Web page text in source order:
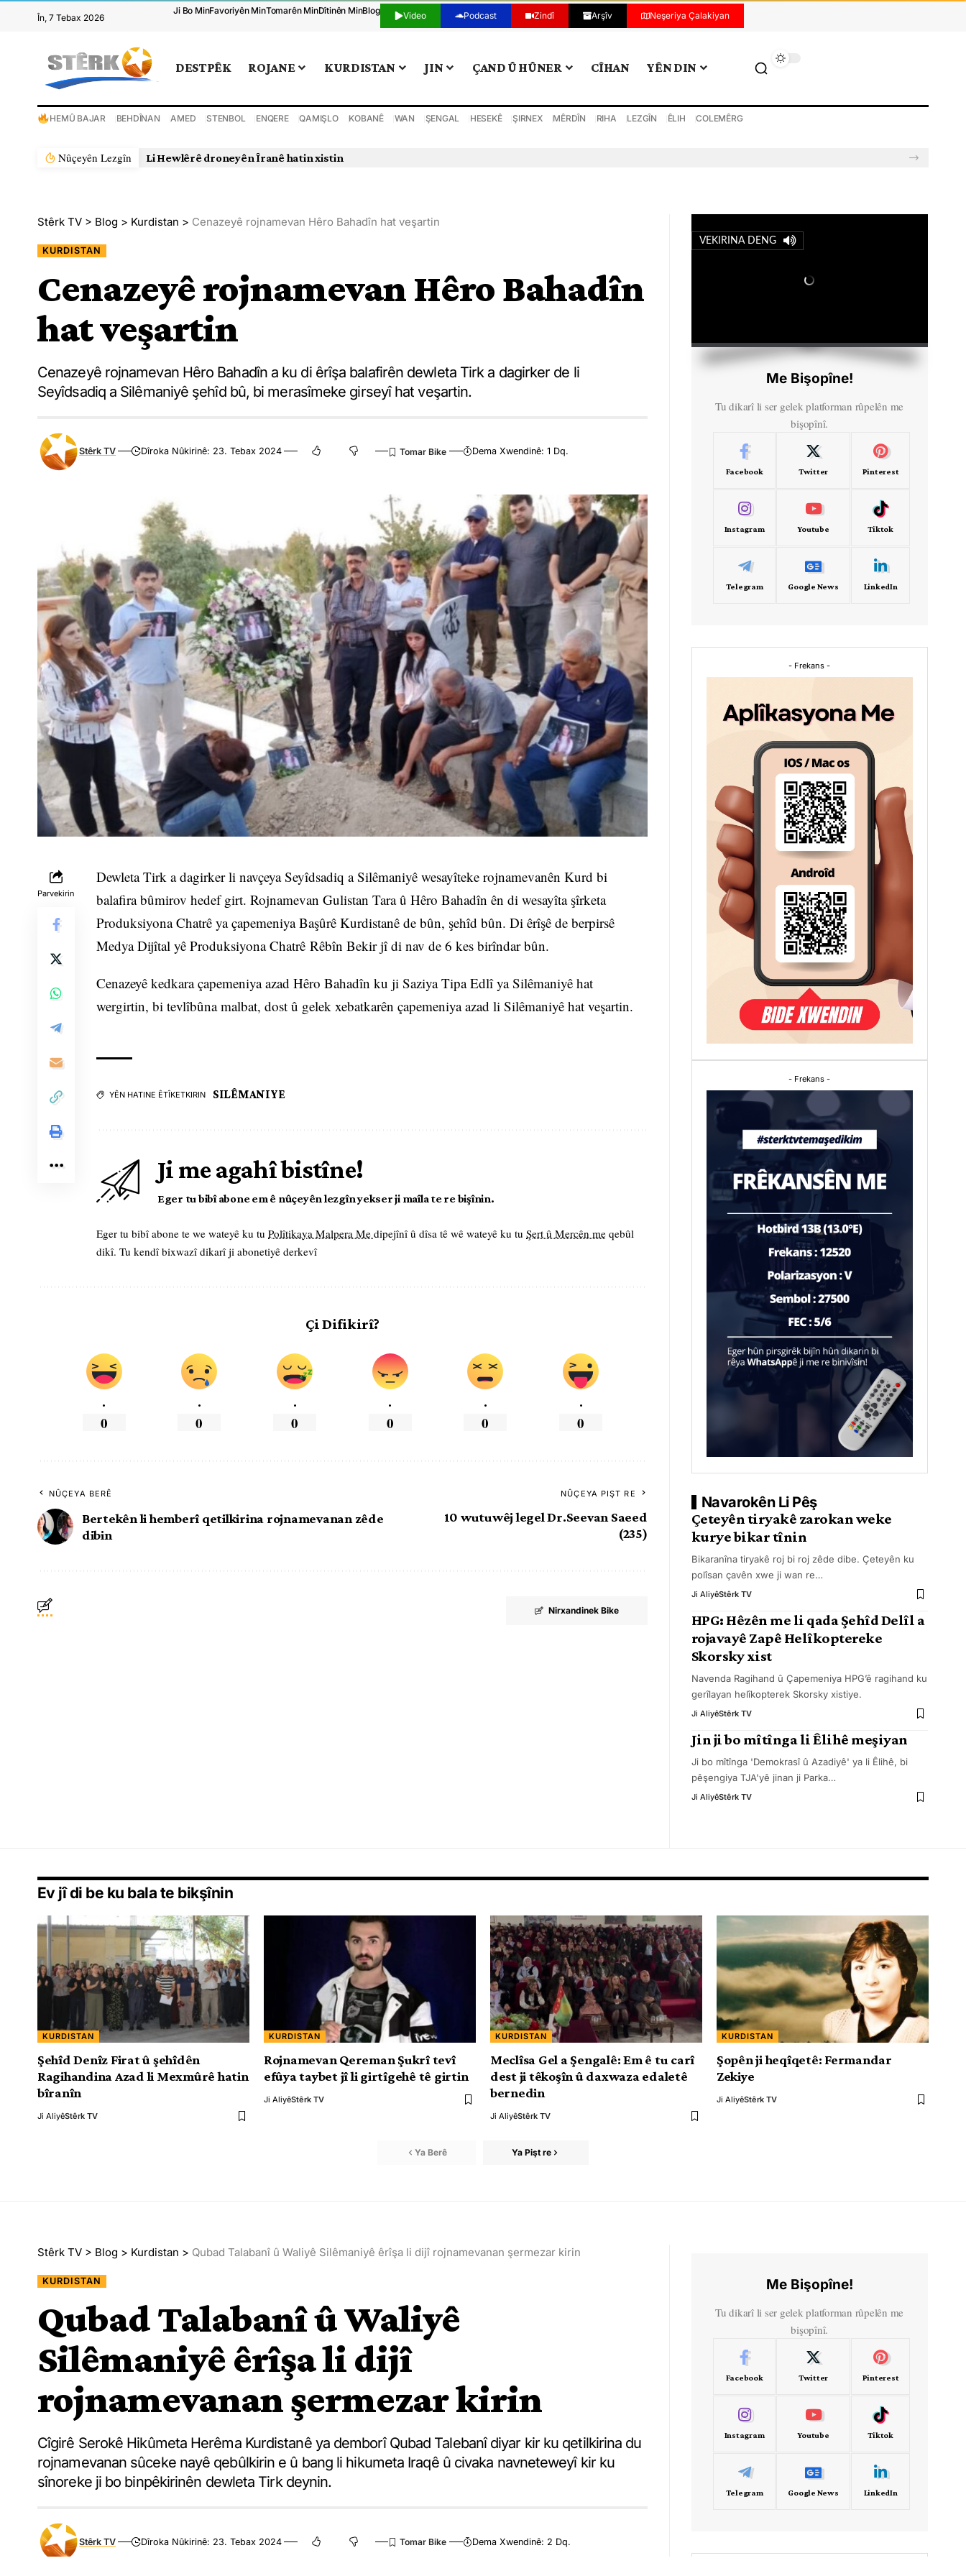
În, 7 Tebax 2026
Ji Bo MinFavoriyên MinTomarên MinDîtinên MinBlog Video Podcast Zindî Arşîv Neşeriya Çalakiyan
DESTPÊK ROJANE KURDISTAN JIN ÇAND Û HÛNER CÎHAN YÊN DIN
HEMÛ BAJAR BEHDÎNAN AMED STENBOL ENQERE QAMIŞLO KOBANÊ WAN ŞENGAL HESEKÊ ŞIRNEX MÊRDÎN RIHA LEZGÎN ÊLIH COLEMÊRG
Nûçeyên Lezgîn Li Hewlêrê droneyên Îranê hatin xistin
Stêrk TV > Blog > Kurdistan > Cenazeyê rojnamevan Hêro Bahadîn hat veşartin
KURDISTAN
Cenazeyê rojnamevan Hêro Bahadîn
hat veşartin
Cenazeyê rojnamevan Hêro Bahadîn a ku di êrîşa balafirên dewleta Tirk a dagirker de li
Seyîdsadiq a Silêmaniyê şehîd bû, bi merasîmeke girseyî hat veşartin.
Stêrk TV Dîroka Nûkirinê: 23. Tebax 2024 Dema Xwendinê: 1 Dq.
Parvekirin
Dewleta Tirk a dagirker li navçeya Seyîdsadiq a Silêmaniyê wesayîteke rojnamevanên Kurd bi
balafira bûmirov hedef girt. Rojnamevan Gulistan Tara û Hêro Bahadîn ên di wesayîta şîrketa
Produksiyona Chatrê ya çapemeniya Başûrê Kurdistanê de bûn, şehîd bûn. Di êrîşê de berpirsê
Medya Dijîtal yê Produksiyona Chatrê Rêbîn Bekir jî di nav de 6 kes birîndar bûn.
Cenazeyê kedkara çapemeniya azad Hêro Bahadîn ku ji Saziya Tipa Edlî ya Silêmaniyê hat
wergirtin, bi tevlîbûna malbat, dost û gelek xebatkarên çapemeniya azad li Silêmaniyê hat veşartin.
YÊN HATINE ÊTÎKETKIRIN SILÊMANIYE
Ji me agahî bistîne!
Eger tu bibî abone em ê nûçeyên lezgîn yekser ji maîla te re bişînin.
Eger tu bibî abone te we wateyê ku tu Polîtikaya Malpera Me dipejînî û dîsa tê wê wateyê ku tu Şert û Mercên me qebûl
dikî. Tu kendî bixwazî dikarî ji abonetiyê derkevî
Çi Difikirî?
.
0
.
0
.
0
.
0
.
0
.
0
NÛÇEYA BERÊ
Bertekên li hemberî qetilkirina rojnamevanan zêde
dibin
NÛÇEYA PIŞT RE
10 wutuwêj legel Dr.Seevan Saeed
(235)
Nirxandinek Bike
VEKIRINA DENG
Me Bişopîne!
Tu dikarî li ser gelek platforman rûpelên me
bişopînî.
Facebook Twitter Pinterest
Instagram Youtube Tiktok
Telegram Google News LinkedIn
- Frekans -
- Frekans -
Navarokên Li Pêş
Çeteyên tiryakê zarokan weke
kurye bikar tînin
Bikaranîna tiryakê roj bi roj zêde dibe. Çeteyên ku
polîsan çavên xwe ji wan re…
Ji AliyêStêrk TV
HPG: Hêzên me li qada Şehîd Delîl a
rojavayê Zapê Helîkoptereke
Skorsky xist
Navenda Ragihand û Çapemeniya HPG’ê ragihand ku
gerîlayan helîkopterek Skorsky xistiye.
Ji AliyêStêrk TV
Jin ji bo mîtînga li Êlihê meşiyan
Ji bo mîtînga 'Demokrasî û Azadiyê' ya li Êlihê, bi
pêşengiya TJA'yê jinan ji Parka…
Ji AliyêStêrk TV
Ev jî di be ku bala te bikşînin
KURDISTAN
Şehîd Denîz Firat û şehîdên
Ragihandina Azad li Mexmûrê hatin
bîranîn
Ji AliyêStêrk TV
KURDISTAN
Rojnamevan Qereman Şukrî tevî
efûya taybet jî li girtîgehê tê girtin
Ji AliyêStêrk TV
KURDISTAN
Meclîsa Gel a Şengalê: Em ê tu carî
dest ji têkoşîn û daxwaza edaletê
bernedin
Ji AliyêStêrk TV
KURDISTAN
Şopên ji heqîqetê: Fermandar
Zekiye
Ji AliyêStêrk TV
Ya Berê Ya Pişt re
Stêrk TV > Blog > Kurdistan > Qubad Talabanî û Waliyê Silêmaniyê êrîşa li dijî rojnamevanan şermezar kirin
KURDISTAN
Qubad Talabanî û Waliyê
Silêmaniyê êrîşa li dijî
rojnamevanan şermezar kirin
Cîgirê Serokê Hikûmeta Herêma Kurdistanê ya demborî Qubad Talebanî diyar kir ku qetilkirina du
rojnamevanan sûceke nayê qebûlkirin e û bang li hikumeta Iraqê û civaka navneteweyî kir ku
sînoreke ji bo binpêkirinên dewleta Tirk deynin.
Stêrk TV Dîroka Nûkirinê: 23. Tebax 2024 Dema Xwendinê: 2 Dq.
Me Bişopîne!
Tu dikarî li ser gelek platforman rûpelên me
bişopînî.
Facebook Twitter Pinterest
Instagram Youtube Tiktok
Telegram Google News LinkedIn